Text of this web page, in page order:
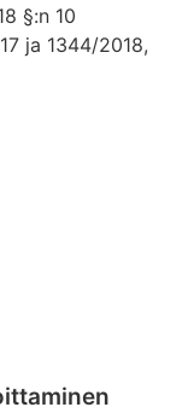
§:n 10
ja 1344/2018,